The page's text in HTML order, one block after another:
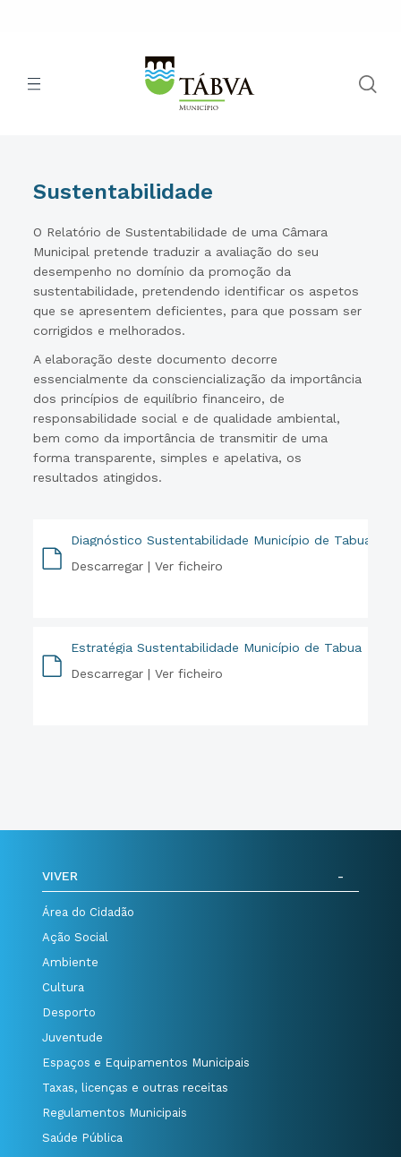
Sustentabilidade
O Relatório de Sustentabilidade de uma Câmara
Municipal pretende traduzir a avaliação do seu
desempenho no domínio da promoção da
sustentabilidade, pretendendo identificar os aspetos
que se apresentem deficientes, para que possam ser
corrigidos e melhorados.
A elaboração deste documento decorre
essencialmente da consciencialização da importância
dos princípios de equilíbrio financeiro, de
responsabilidade social e de qualidade ambiental,
bem como da importância de transmitir de uma
forma transparente, simples e apelativa, os
resultados atingidos.
Diagnóstico Sustentabilidade Município de Tabua
Descarregar |Ver ficheiro
Estratégia Sustentabilidade Município de Tabua
Descarregar |Ver ficheiro
VIVER
Área do Cidadão
Ação Social
Ambiente
Cultura
Desporto
Juventude
Espaços e Equipamentos Municipais
Taxas, licenças e outras receitas
Regulamentos Municipais
Saúde Pública